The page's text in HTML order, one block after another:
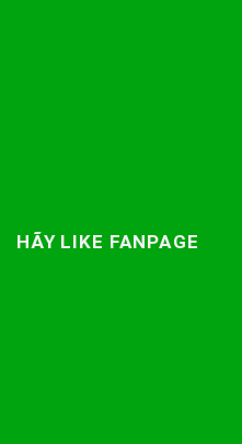
HÃY LIKE FANPAGE